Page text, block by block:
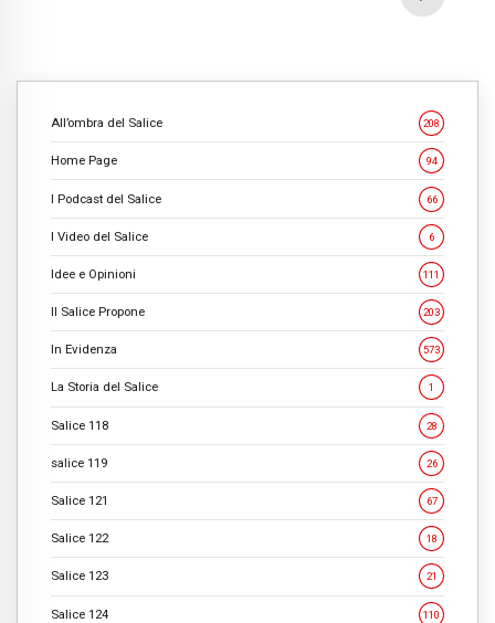
All’ombra del Salice 208
Home Page 94
I Podcast del Salice 66
I Video del Salice 6
Idee e Opinioni 111
Il Salice Propone 203
In Evidenza 573
La Storia del Salice 1
Salice 118 28
salice 119 26
Salice 121 67
Salice 122 18
Salice 123 21
Salice 124 110